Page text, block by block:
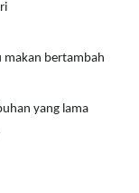
makan bertambah
yang lama